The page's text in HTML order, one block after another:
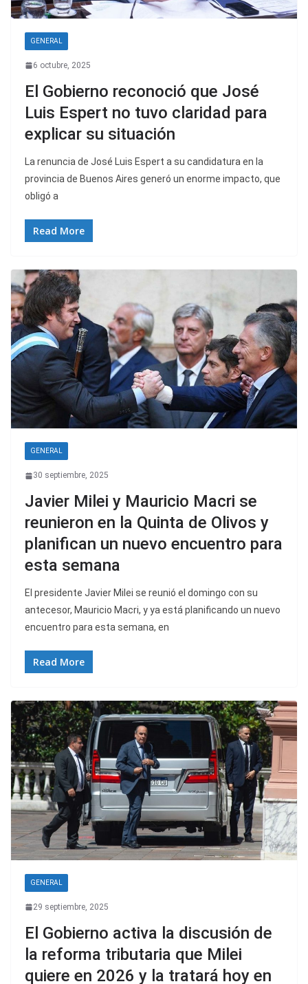
GENERAL
6 octubre, 2025
El Gobierno reconoció que José
Luis Espert no tuvo claridad para
explicar su situación
La renuncia de José Luis Espert a su candidatura en la
provincia de Buenos Aires generó un enorme impacto, que
obligó a
Read More
GENERAL
30 septiembre, 2025
Javier Milei y Mauricio Macri se
reunieron en la Quinta de Olivos y
planifican un nuevo encuentro para
esta semana
El presidente Javier Milei se reunió el domingo con su
antecesor, Mauricio Macri, y ya está planificando un nuevo
encuentro para esta semana, en
Read More
GENERAL
29 septiembre, 2025
El Gobierno activa la discusión de
la reforma tributaria que Milei
quiere en 2026 y la tratará hoy en